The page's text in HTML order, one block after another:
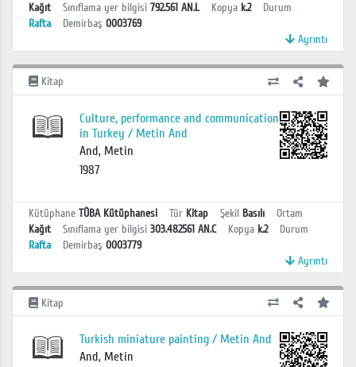
Kağıt
Sınıflama yer bilgisi 792.561 AN.L Kopya k.2
Durum
Rafta
Demirbaş 0003769
Ayrıntı
Kitap
Culture, performance and communication
in Turkey / Metin And
And, Metin
1987
Kütüphane TÜBA Kütüphanesi Tür Kitap Şekil Basılı
Ortam
Kağıt
Sınıflama yer bilgisi 303.482561 AN.C Kopya k.2
Durum
Rafta
Demirbaş 0003779
Ayrıntı
Kitap
Turkish miniature painting / Metin And
And, Metin